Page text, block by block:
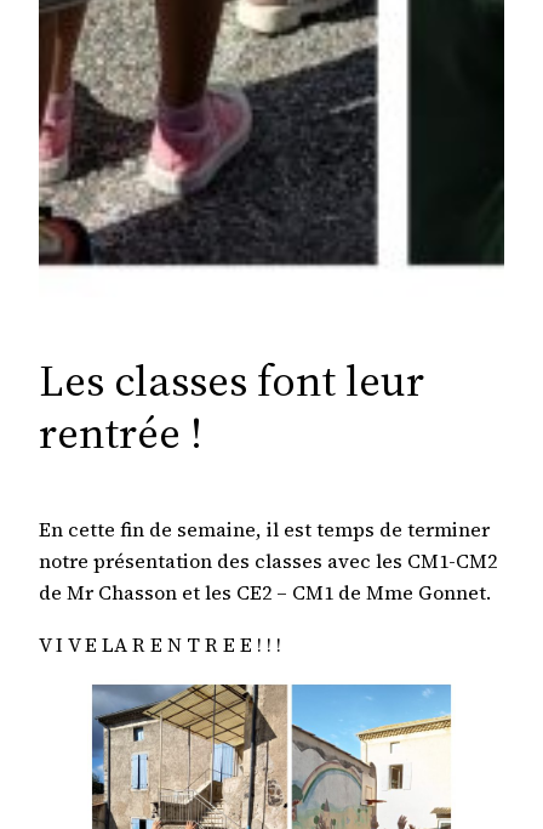
Les classes font leur
rentrée !
En cette fin de semaine, il est temps de terminer
notre présentation des classes avec les CM1-CM2
de Mr Chasson et les CE2 – CM1 de Mme Gonnet.
V I V E LA R E N T R E E ! ! !